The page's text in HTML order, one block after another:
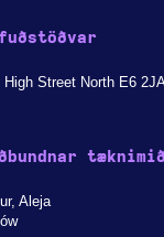
Street North E6
Aleja